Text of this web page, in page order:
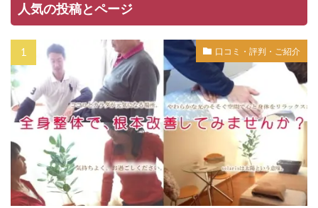
人気の投稿とページ
口コミ・評判・ご紹介